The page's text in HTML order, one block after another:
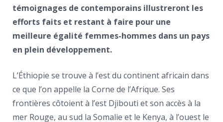
témoignages de contemporains illustreront les
efforts faits et restant à faire pour une
meilleure égalité femmes-hommes dans un pays
en plein développement.
L’Éthiopie se trouve à l’est du continent africain dans
ce que l’on appelle la Corne de l’Afrique. Ses
frontières côtoient à l’est Djibouti et son accès à la
mer Rouge, au sud la Somalie et le Kenya, à l’ouest le